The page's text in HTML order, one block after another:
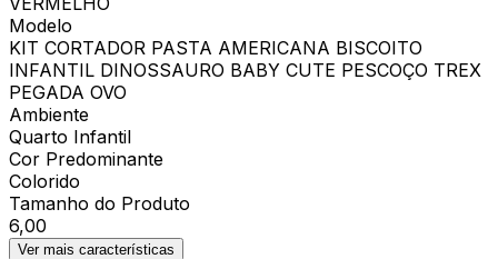
Modelo
KIT CORTADOR PASTA AMERICANA BISCOITO
INFANTIL DINOSSAURO BABY CUTE PESCOÇO TREX
PEGADA OVO
Ambiente
Quarto Infantil
Cor Predominante
Colorido
Tamanho do Produto
6,00
Ver mais características